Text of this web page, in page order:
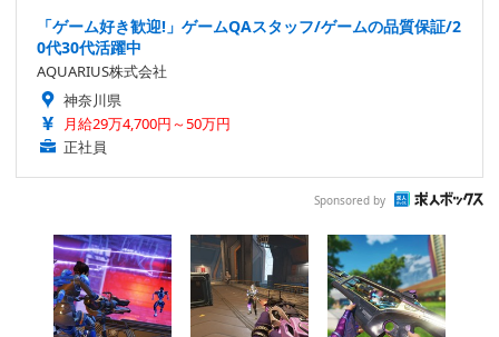
「ゲーム好き歓迎!」ゲームQAスタッフ/ゲームの品質保証/2
0代30代活躍中
AQUARIUS株式会社
神奈川県
月給29万4,700円～50万円
正社員
Sponsored by